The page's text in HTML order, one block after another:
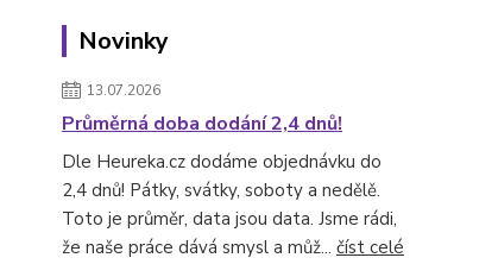
Novinky
13.07.2026
Průměrná doba dodání 2,4 dnů!
Dle Heureka.cz dodáme objednávku do
2,4 dnů! Pátky, svátky, soboty a nedělě.
Toto je průměr, data jsou data. Jsme rádi,
že naše práce dává smysl a můž... číst celé